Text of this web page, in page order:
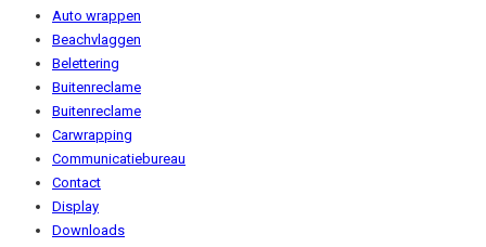
Auto wrappen
Beachvlaggen
Belettering
Buitenreclame
Buitenreclame
Carwrapping
Communicatiebureau
Contact
Display
Downloads